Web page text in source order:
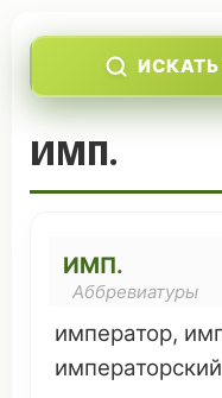
ИМП.
ИМП.
Аббревиатуры
император,
императорский